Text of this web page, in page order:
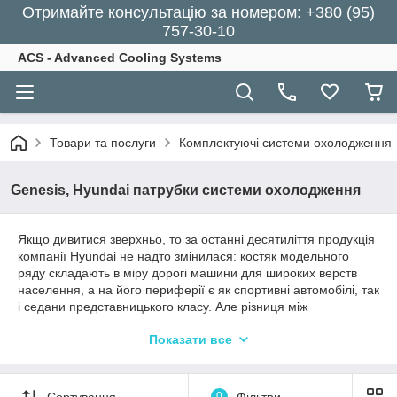
Отримайте консультацію за номером: +380 (95)
757-30-10
ACS - Advanced Cooling Systems
Товари та послуги Комплектуючі системи охолодження
Genesis, Hyundai патрубки системи охолодження
Якщо дивитися зверхньо, то за останні десятиліття продукція
компанії Hyundai не надто змінилася: костяк модельного
ряду складають в міру дорогі машини для широких верств
населення, а на його периферії є як спортивні автомобілі, так
і седани представницького класу. Але різниця між
тому, що сучасні корейські машини справді
Показати все